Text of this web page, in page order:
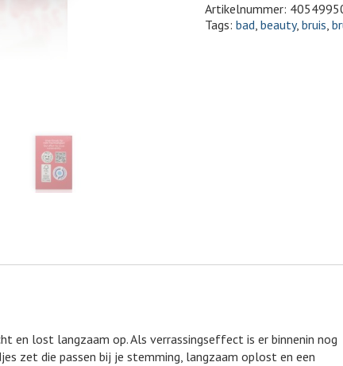
Artikelnummer:
Tags: bad, beauty, bruis,
en lost langzaam op. Als verrassingseffect is er binnenin nog
zet die passen bij je stemming, langzaam oplost en een